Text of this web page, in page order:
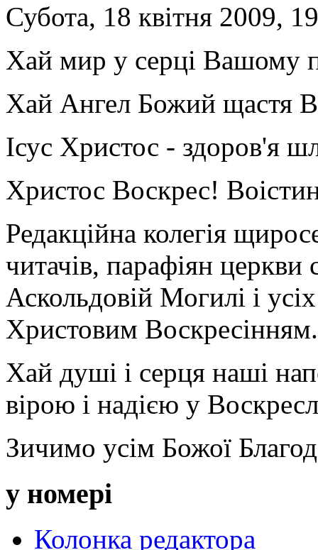
Субота, 18 квітня 2009,
Хай мир у серці Вашому
Хай Ангел Божий щастя
Ісус Христос - здоров'я
Христос Воскрес!
Редакційна колегія
читачів, парафіян
Аскольдовій Могилі і
Христовим Воскресінням.
Хай душі і серця наші
вірою і надією у
Зичимо усім Божої
у номері
Колонка редактора